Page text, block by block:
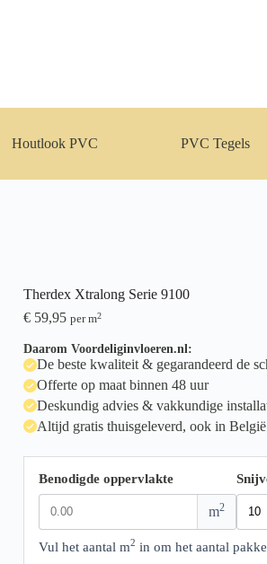
Houtlook PVC PVC Tegels
Therdex Xtralong Serie 9100
€59,95 per m2
Daarom Voordeliginvloeren.nl:
De beste kwaliteit & gegarandeerd de
Offerte op maat binnen 48 uur
Deskundig advies & vakkundige
Altijd gratis thuisgeleverd, ook in België
Benodigde oppervlakte
m2
Vul het aantal m2 in om het aantal